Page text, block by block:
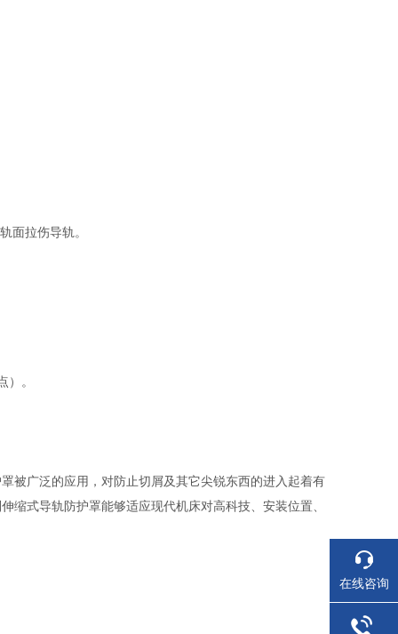
轨面拉伤导轨。
。
被广泛的应用，对防止切屑及其它尖锐东西的进入起着有
缩式导轨防护罩能够适应现代机床对高科技、安装位置、
在线咨询